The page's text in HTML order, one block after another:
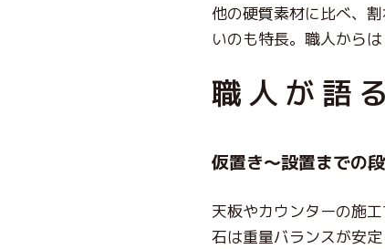
他の硬質素材に比べ、
いのも特長。職人から
職人が語
仮置き〜設置までの
天板やカウンターの施
石は重量バランスが安